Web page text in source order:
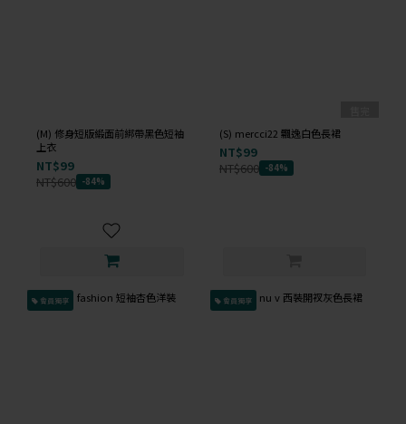
(M) 修身短版緞面前綁帶黑色短袖
上衣
NT$99
NT$600 -84%
(S) mercci22 飄逸白色長裙
NT$99
NT$600 -84%
會員獨享 會員獨享